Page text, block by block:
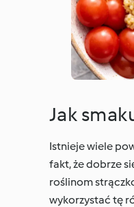
Jak
Istnieje wiele
fakt, że dobrze
roślinom
wykorzystać tę